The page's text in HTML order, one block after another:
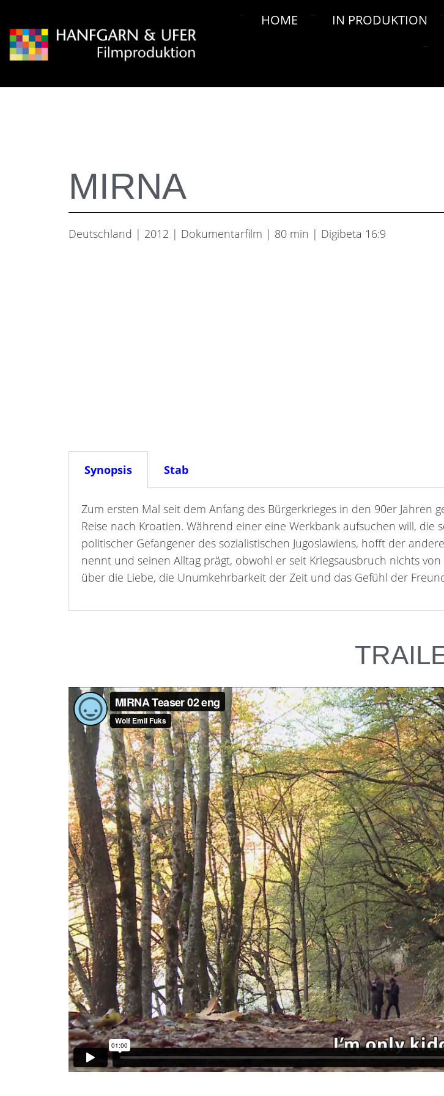
HOME IN PRODUKTION
MIRNA
Deutschland | 2012 | Dokumentarfilm | 80 min | Digibeta 16:9
Synopsis Stab
Zum ersten Mal seit dem Anfang des Bürgerkrieges in den 90er Jahren
Reise nach Kroatien. Während einer eine Werkbank aufsuchen will,
politischer Gefangener des sozialistischen Jugoslawiens, hofft der
nennt und seinen Alltag prägt, obwohl er seit Kriegsausbruch nichts
über die Liebe, die Unumkehrbarkeit der Zeit und das Gefühl der